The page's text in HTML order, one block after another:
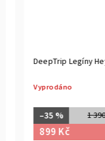
DeepTrip Legíny Hey
Vyprodáno
1 390 Kč
–35 %
899 Kč